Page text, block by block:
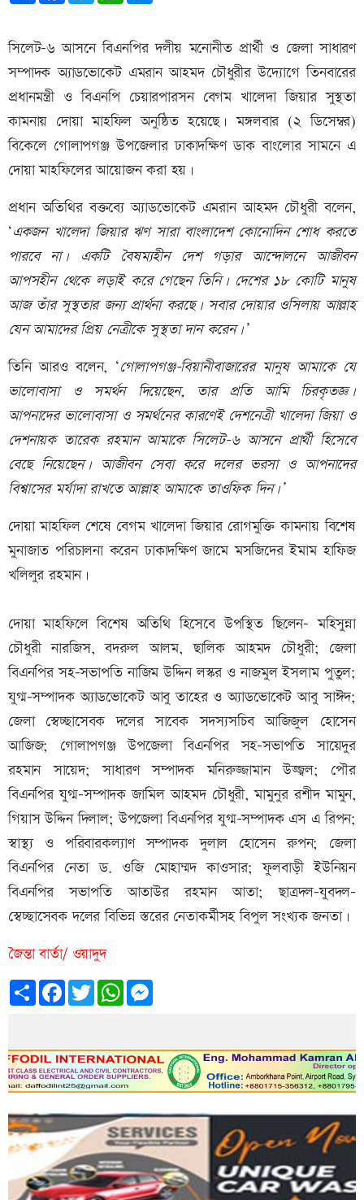
সিলেট-৬ আসনে বিএনপির দলীয় মনোনীত প্রার্থী ও জেলা সাধারণ
সম্পাদক অ্যাডভোকেট এমরান আহমদ চৌধুরীর উদ্যোগে তিনবারের
প্রধানমন্ত্রী ও বিএনপি চেয়ারপারসন বেগম খালেদা জিয়ার সুস্থতা
কামনায় দোয়া মাহফিল অনুষ্ঠিত হয়েছে। মঙ্গলবার (২ ডিসেম্বর)
বিকেলে গোলাপগঞ্জ উপজেলার ঢাকাদক্ষিণ ডাক বাংলোর সামনে এ
দোয়া মাহফিলের আয়োজন করা হয়।
প্রধান অতিথির বক্তব্যে অ্যাডভোকেট এমরান আহমদ চৌধুরী বলেন,
‘একজন খালেদা জিয়ার ঋণ সারা বাংলাদেশ কোনোদিন শোধ করতে
পারবে না। একটি বৈষম্যহীন দেশ গড়ার আন্দোলনে আজীবন
আপসহীন থেকে লড়াই করে গেছেন তিনি। দেশের ১৮ কোটি মানুষ
আজ তাঁর সুস্থতার জন্য প্রার্থনা করছে। সবার দোয়ার ওসিলায় আল্লাহ
যেন আমাদের প্রিয় নেত্রীকে সুস্থতা দান করেন।’
তিনি আরও বলেন, ‘গোলাপগঞ্জ-বিয়ানীবাজারের মানুষ আমাকে যে
ভালোবাসা ও সমর্থন দিয়েছেন, তার প্রতি আমি চিরকৃতজ্ঞ।
আপনাদের ভালোবাসা ও সমর্থনের কারণেই দেশনেত্রী খালেদা জিয়া ও
দেশনায়ক তারেক রহমান আমাকে সিলেট-৬ আসনে প্রার্থী হিসেবে
বেছে নিয়েছেন। আজীবন সেবা করে দলের ভরসা ও আপনাদের
বিশ্বাসের মর্যাদা রাখতে আল্লাহ আমাকে তাওফিক দিন।’
দোয়া মাহফিল শেষে বেগম খালেদা জিয়ার রোগমুক্তি কামনায় বিশেষ
মুনাজাত পরিচালনা করেন ঢাকাদক্ষিণ জামে মসজিদের ইমাম হাফিজ
খলিলুর রহমান।
দোয়া মাহফিলে বিশেষ অতিথি হিসেবে উপস্থিত ছিলেন-মহিসুন্না
চৌধুরী নারজিস, বদরুল আলম, ছালিক আহমদ চৌধুরী; জেলা
বিএনপির সহ-সভাপতি নাজিম উদ্দিন লস্কর ও নাজমুল ইসলাম পুতুল;
যুগ্ম-সম্পাদক অ্যাডভোকেট আবু তাহের ও অ্যাডভোকেট আবু সাঈদ;
জেলা স্বেচ্ছাসেবক দলের সাবেক সদস্যসচিব আজিজুল হোসেন
আজিজ; গোলাপগঞ্জ উপজেলা বিএনপির সহ-সভাপতি সায়েদুর
রহমান সায়েদ; সাধারণ সম্পাদক মনিরুজ্জামান উজ্জ্বল; পৌর
বিএনপির যুগ্ম-সম্পাদক জামিল আহমদ চৌধুরী, মামুনুর রশীদ মামুন,
গিয়াস উদ্দিন দিলাল; উপজেলা বিএনপির যুগ্ম-সম্পাদক এস এ রিপন;
স্বাস্থ্য ও পরিবারকল্যাণ সম্পাদক দুলাল হোসেন রুপন; জেলা
বিএনপির নেতা ড. ওজি মোহাম্মদ কাওসার; ফুলবাড়ী ইউনিয়ন
বিএনপির সভাপতি আতাউর রহমান আতা; ছাত্রদল-যুবদল-
স্বেচ্ছাসেবক দলের বিভিন্ন স্তরের নেতাকর্মীসহ বিপুল সংখ্যক জনতা।
জৈন্তা বার্তা/ ওয়াদুদ
Share FacebookTwitterWhatsApp